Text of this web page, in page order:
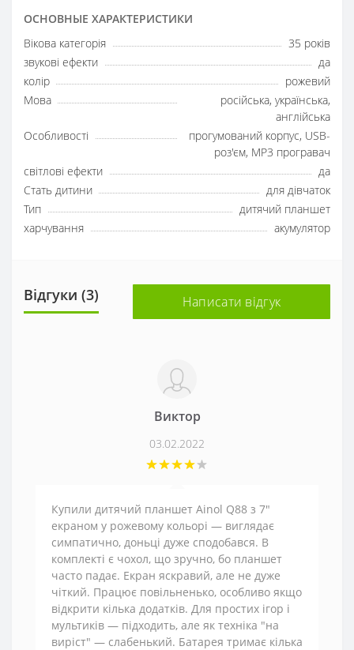
ОСНОВНЫЕ ХАРАКТЕРИСТИКИ
Вікова категорія
35 років
звукові ефекти
да
колір
рожевий
Мова
російська, українська,
англійська
Особливості
прогумований корпус, USB-
роз'єм, МР3 програвач
світлові ефекти
да
Стать дитини
для дівчаток
Тип
дитячий планшет
харчування
акумулятор
Відгуки (3) Написати відгук
Виктор
03.02.2022
Купили дитячий планшет Ainol Q88 з 7"
екраном у рожевому кольорі — виглядає
симпатично, доньці дуже сподобався. В
комплекті є чохол, що зручно, бо планшет
часто падає. Екран яскравий, але не дуже
чіткий. Працює повільненько, особливо якщо
відкрити кілька додатків. Для простих ігор і
мультиків — підходить, але як техніка "на
виріст" — слабенький. Батарея тримає кілька